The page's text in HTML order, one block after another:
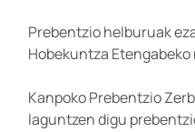
Prebentzio helburuak
Hobekuntza
Kanpoko Prebentzio
laguntzen digu